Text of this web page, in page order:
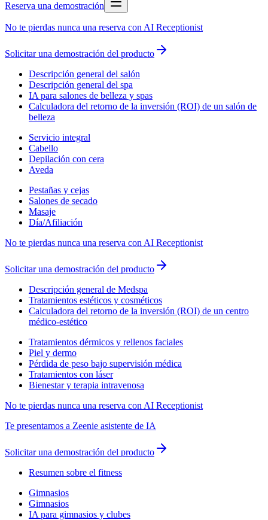
Reserva una demostración
No te pierdas nunca una reserva con AI Receptionist
Solicitar una demostración del producto
Descripción general del salón
Descripción general del spa
IA para salones de belleza y spas
Calculadora del retorno de la inversión (ROI) de un salón de
belleza
Servicio integral
Cabello
Depilación con cera
Aveda
Pestañas y cejas
Salones de secado
Masaje
Día/Afiliación
No te pierdas nunca una reserva con AI Receptionist
Solicitar una demostración del producto
Descripción general de Medspa
Tratamientos estéticos y cosméticos
Calculadora del retorno de la inversión (ROI) de un centro
médico-estético
Tratamientos dérmicos y rellenos faciales
Piel y dermo
Pérdida de peso bajo supervisión médica
Tratamientos con láser
Bienestar y terapia intravenosa
No te pierdas nunca una reserva con AI Receptionist
Te presentamos a Zeenie asistente de IA
Solicitar una demostración del producto
Resumen sobre el fitness
Gimnasios
Gimnasios
IA para gimnasios y clubes